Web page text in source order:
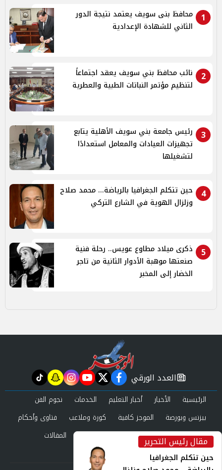
1
محافظ بنى سويف يعتمد نتيجة الدور
الثاني للشهادة الإعدادية
2
نائب محافظ بني سويف يعقد اجتماعاً
لتنظيم مؤتمر النباتات الطبية والعطرية
3
رئيس جامعة بني سويف الأهلية يتابع
تجهيزات العيادات والمعامل استعدادًا
لتشغيلها
4
حين تتكلم الجغرافيا بالرياضة... محمد صلاح
وزلزال الهوية في الشارع التركي
5
ذكرى ميلاد مطاوع عويس.. رحلة فنية
صنعتها موهبة الأدوار الثانية من تاجر
الخضار إلى المخبر
مقال رئيس التحرير
حين تتكلم الجغرافيا
newspaper
العدد الورقي facebook
twitter
youtube
instagram
snapchat
tiktok
الرئيسية الأخبار أخبار التعليم الخدمات
نجوم الفن
بيزنس وبورصة
الموجز كافية كورة وملاعب
فتاوى وأحكام
صحة وجمال
عرب وعالم حوادث ومحاكم
المقالات
العدد الورقي